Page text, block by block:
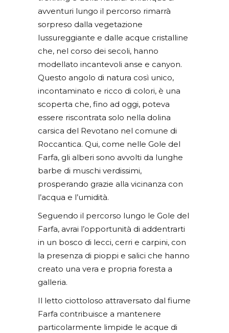
avventuri lungo il percorso rimarrà
sorpreso dalla vegetazione
lussureggiante e dalle acque cristalline
che, nel corso dei secoli, hanno
modellato incantevoli anse e canyon.
Questo angolo di natura così unico,
incontaminato e ricco di colori, è una
scoperta che, fino ad oggi, poteva
essere riscontrata solo nella dolina
carsica del Revotano nel comune di
Roccantica. Qui, come nelle Gole del
Farfa, gli alberi sono avvolti da lunghe
barbe di muschi verdissimi,
prosperando grazie alla vicinanza con
l’acqua e l’umidità.
Seguendo il percorso lungo le Gole del
Farfa, avrai l’opportunità di addentrarti
in un bosco di lecci, cerri e carpini, con
la presenza di pioppi e salici che hanno
creato una vera e propria foresta a
galleria.
Il letto ciottoloso attraversato dal fiume
Farfa contribuisce a mantenere
particolarmente limpide le acque di